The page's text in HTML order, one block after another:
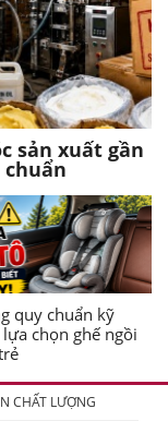
sản xuất gần
quy chuẩn kỹ
chọn ghế ngồi
CHẤT LƯỢNG